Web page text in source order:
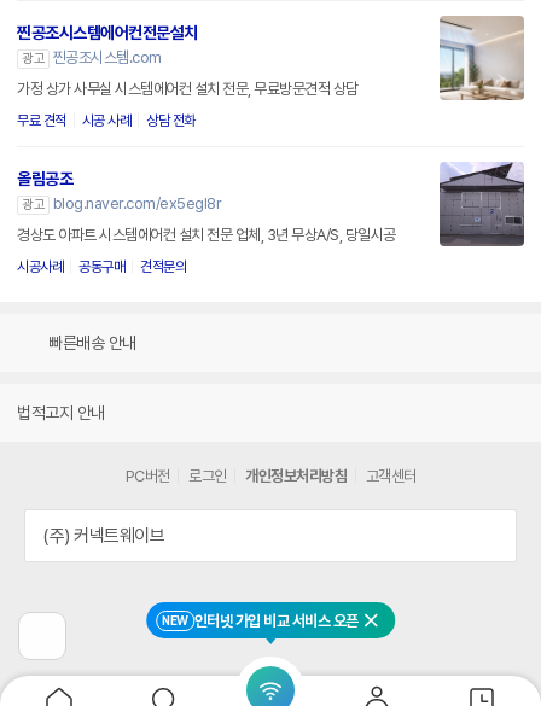
NEW 인터넷 가입 비교 서비스 오픈 닫기
찐공조시스템에어컨전문설치
광고 찐공조시스템.com
가정 상가 사무실 시스템에어컨 설치 전문, 무료방문견적 상담
무료 견적 시공 사례 상담 전화
올림공조
광고
blog.naver.com/ex5egl8r
경상도 아파트 시스템에어컨 설치 전문 업체, 3년 무상A/S, 당일시공
시공사례 공동구매 견적문의
빠른배송 안내
법적고지 안내
전
페
이
PC버전 로그인 개인정보처리방침 고객센터
(주) 커넥트웨이브